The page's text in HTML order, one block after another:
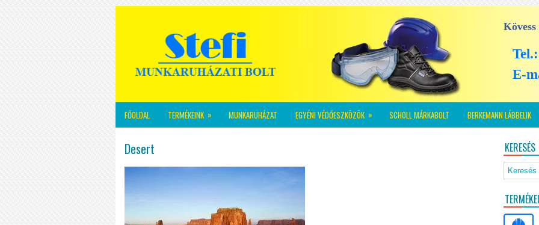
E-
FŐOLDAL TERMÉKEINK » MUNKARUHÁZAT EGYÉNI VÉDŐESZKÖZÖK » SCHOLL MÁRKABOLT BERKEMANN LÁBBELIK
Desert KERESÉS